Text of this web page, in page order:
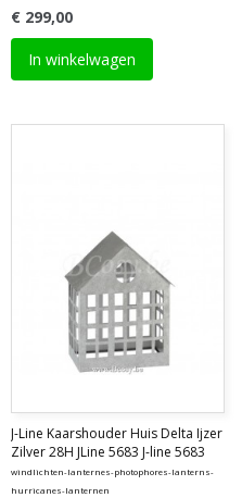
€ 299,00
In winkelwagen
J-Line Kaarshouder Huis Delta Ijzer
Zilver 28H JLine 5683 J-line 5683
windlichten-lanternes-photophores-lanterns-
hurricanes-lanternen